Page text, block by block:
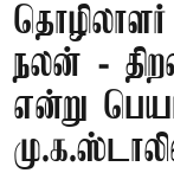
நலன் -
என்று